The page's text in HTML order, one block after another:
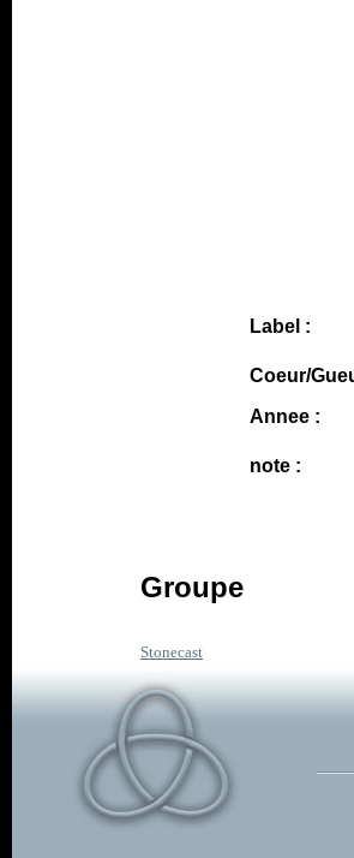
Label :
Coeur/
Annee :
note :
Groupe
Stonecast